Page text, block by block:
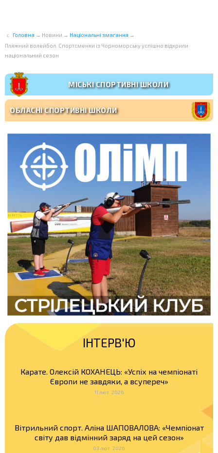
Головна → Новини → Національні змагання
→
Пляжний волейбол. Спортсменки із Чорноморську успішно відкрили
національний сезон
МІСЬКІ СПОРТИВНІ ШКОЛИ
ОБЛАСНІ СПОРТИВНІ ШКОЛИ
ІНТЕРВ'Ю
Карате. Олексій КОХАНЕЦЬ: «Успіх на чемпіонаті
Європи не завдяки, а всупереч»
11 лют. 2026
Вітрильний спорт. Аліна ШАПОВАЛОВА: «Чемпіонат
світу дав відмінний заряд на цей сезон»
03 лют. 2026